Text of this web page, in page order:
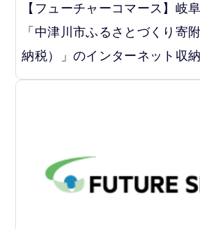
【フューチャーコマース】岐
「中津川市ふるさとづくり寄
納税）」のインターネット収